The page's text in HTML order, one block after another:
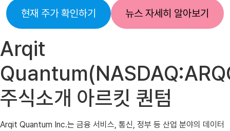
현재 주가 확인하기 뉴스 자세히 알아보기
Arqit
주식소개 아르킷 퀀텀
Arqit Quantum Inc.는 금융 서비스, 통신, 정부 등 산업 분야의 데이터